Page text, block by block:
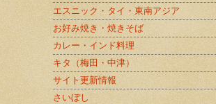
エスニック・タイ・東南アジア
お好み焼き・焼きそば
カレー・インド料理
キタ（梅田・中津）
サイト更新情報
さいぼし